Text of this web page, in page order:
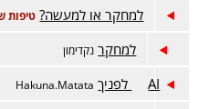
למחקר או למעשה? טיפות
למחקר נקדימון
AI לפניך Hakuna.Matata